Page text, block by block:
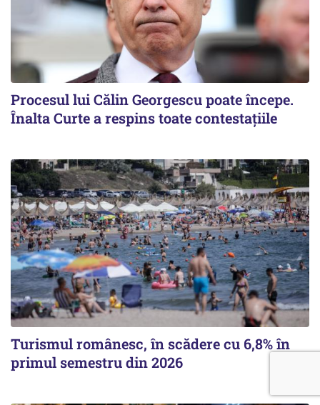
Procesul lui Călin Georgescu poate începe.
Înalta Curte a respins toate contestațiile
Turismul românesc, în scădere cu 6,8% în
primul semestru din 2026